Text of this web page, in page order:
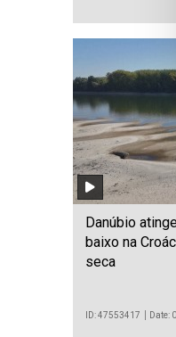
Danúbio
baixo na
seca
ID: 47553417 Date: